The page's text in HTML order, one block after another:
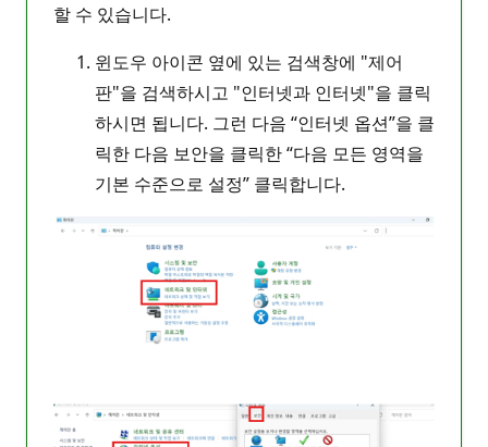
할 수 있습니다.
윈도우 아이콘 옆에 있는 검색창에 "제어
판"을 검색하시고 "인터넷과 인터넷"을 클릭
하시면 됩니다. 그런 다음 “인터넷 옵션”을 클
릭한 다음 보안을 클릭한 “다음 모든 영역을
기본 수준으로 설정” 클릭합니다.